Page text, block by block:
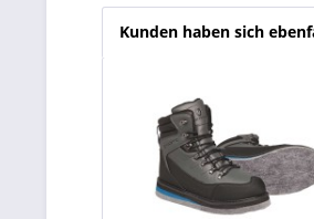
Kunden haben sich